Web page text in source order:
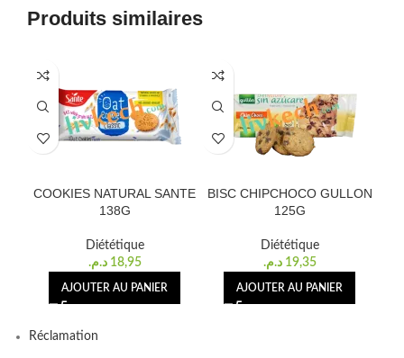
Produits similaires
COOKIES NATURAL SANTE
138G
Diététique
18,95 د.م.
AJOUTER AU PANIER
BISC CHIPCHOCO GULLON
125G
Diététique
19,35 د.م.
AJOUTER AU PANIER
Réclamation